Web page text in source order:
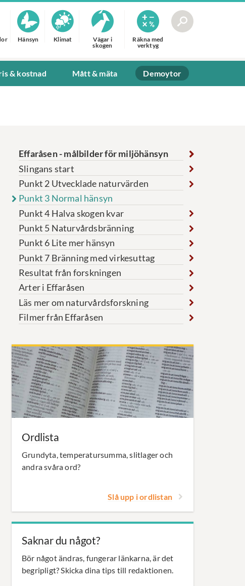
Hänsyn Klimat
Vägar i
skogen
Räkna med
verktyg
& kostnad Mått & mäta Demoytor
Effaråsen - målbilder för miljöhänsyn
Slingans start
Punkt 2 Utvecklade naturvärden
Punkt 3 Normal hänsyn
Punkt 4 Halva skogen kvar
Punkt 5 Naturvårdsbränning
Punkt 6 Lite mer hänsyn
Punkt 7 Bränning med virkesuttag
Resultat från forskningen
Arter i Effaråsen
Läs mer om naturvårdsforskning
Filmer från Effaråsen
Ordlista
Grundyta, temperatursumma, slitlager och
andra svåra ord?
Slå upp i ordlistan
Saknar du något?
Bör något ändras, fungerar länkarna, är det
begripligt? Skicka dina tips till redaktionen.